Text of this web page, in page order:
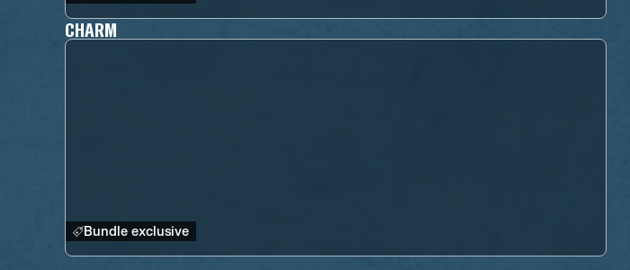
CHARM
Bundle exclusive